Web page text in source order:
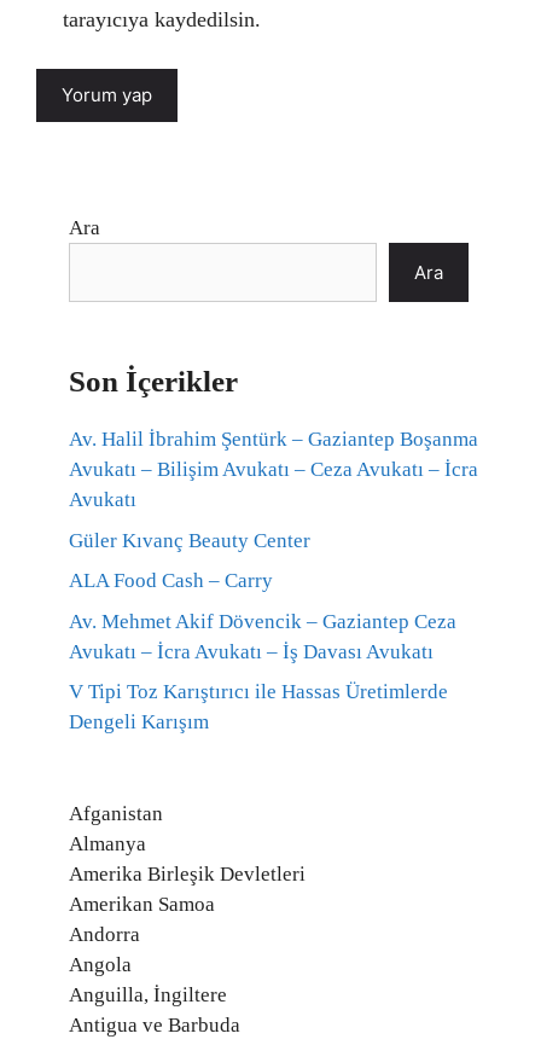
tarayıcıya kaydedilsin.
Ara
Ara
Son İçerikler
Av. Halil İbrahim Şentürk – Gaziantep Boşanma
Avukatı – Bilişim Avukatı – Ceza Avukatı – İcra
Avukatı
Güler Kıvanç Beauty Center
ALA Food Cash – Carry
Av. Mehmet Akif Dövencik – Gaziantep Ceza
Avukatı – İcra Avukatı – İş Davası Avukatı
V Tipi Toz Karıştırıcı ile Hassas Üretimlerde
Dengeli Karışım
Afganistan
Almanya
Amerika Birleşik Devletleri
Amerikan Samoa
Andorra
Angola
Anguilla, İngiltere
Antigua ve Barbuda